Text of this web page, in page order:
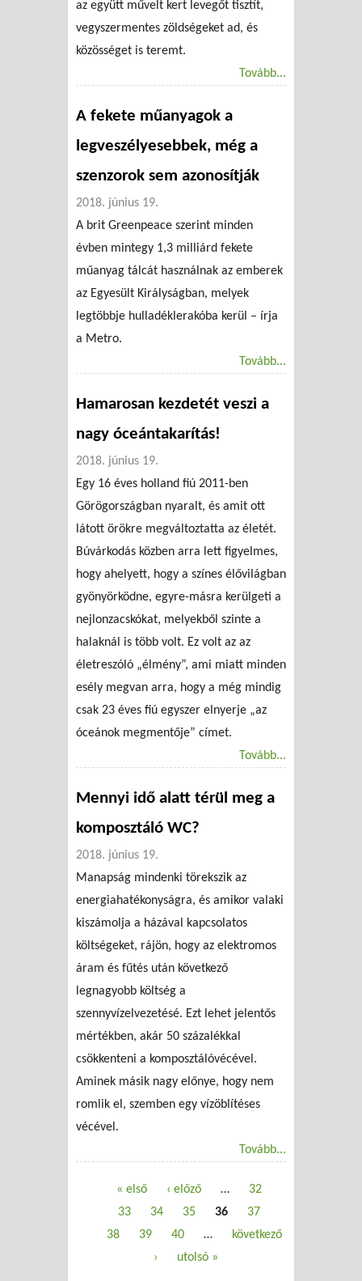
az együtt művelt kert levegőt tisztít,
vegyszermentes zöldségeket ad, és
közösséget is teremt.
Tovább...
A fekete műanyagok a
legveszélyesebbek, még a
szenzorok sem azonosítják
2018. június 19.
A brit Greenpeace szerint minden
évben mintegy 1,3 milliárd fekete
műanyag tálcát használnak az emberek
az Egyesült Királyságban, melyek
legtöbbje hulladéklerakóba kerül – írja
a Metro.
Tovább...
Hamarosan kezdetét veszi a
nagy óceántakarítás!
2018. június 19.
Egy 16 éves holland fiú 2011-ben
Görögországban nyaralt, és amit ott
látott örökre megváltoztatta az életét.
Búvárkodás közben arra lett figyelmes,
hogy ahelyett, hogy a színes élővilágban
gyönyörködne, egyre-másra kerülgeti a
nejlonzacskókat, melyekből szinte a
halaknál is több volt. Ez volt az az
életreszóló „élmény”, ami miatt minden
esély megvan arra, hogy a még mindig
csak 23 éves fiú egyszer elnyerje „az
óceánok megmentője” címet.
Tovább...
Mennyi idő alatt térül meg a
komposztáló WC?
2018. június 19.
Manapság mindenki törekszik az
energiahatékonyságra, és amikor valaki
kiszámolja a házával kapcsolatos
költségeket, rájön, hogy az elektromos
áram és fűtés után következő
legnagyobb költség a
szennyvízelvezetésé. Ezt lehet jelentős
mértékben, akár 50 százalékkal
csökkenteni a komposztálóvécével.
Aminek másik nagy előnye, hogy nem
romlik el, szemben egy vízöblítéses
vécével.
Tovább...
Oldalak« első ‹ előző …
32
33
34 35 36
37
38
39 40 …
következő
›
utolsó »